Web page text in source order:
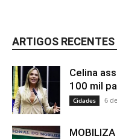
ARTIGOS RECENTES
Celina
100 mil
Cidades 6